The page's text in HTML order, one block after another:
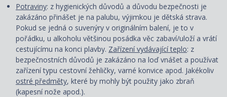
Potraviny: z hygienických důvodů a důvodu bezpečnosti je
zakázáno přinášet je na palubu, výjimkou je dětská strava.
Pokud se jedná o suvenýry v originálním balení, je to v
pořádku, u alkoholu většinou posádka věc zabaví/uloží a vrátí
cestujícímu na konci plavby. Zařízení vydávající teplo: z
bezpečnostních důvodů je zakázáno na loď vnášet a používat
zařízení typu cestovní žehličky, varné konvice apod. Jakékoliv
ostré předměty, které by mohly být použity jako zbraň
(kapesní nože apod.).